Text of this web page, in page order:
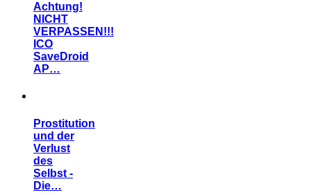
Achtung!
NICHT
VERPASSEN!!!
ICO
SaveDroid
AP…
Prostitution
und der
Verlust
des
Selbst -
Die…